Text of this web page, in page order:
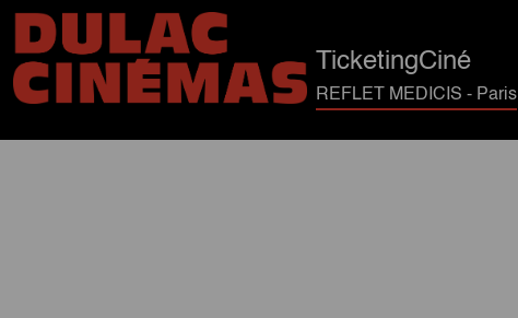
TicketingCiné
REFLET MEDICIS - Paris